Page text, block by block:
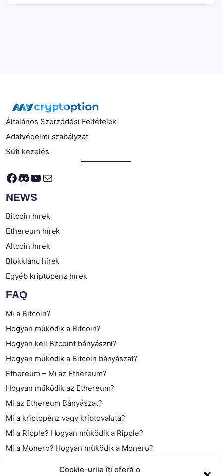
Cookie-urile îți oferă o
Általános Szerződési Feltételek
Adatvédelmi szabályzat
Süti kezelés
Facebook
Discord
YouTube
Mail
NEWS
Bitcoin hírek
Ethereum hírek
Altcoin hírek
Blokklánc hírek
Egyéb kriptopénz hírek
FAQ
Mi a Bitcoin?
Hogyan működik a Bitcoin?
Hogyan kell Bitcoint bányászni?
Hogyan működik a Bitcoin bányászat?
Ethereum – Mi az Ethereum?
Hogyan működik az Ethereum?
Mi az Ethereum Bányászat?
Mi a kriptopénz vagy kriptovaluta?
Mi a Ripple? Hogyan működik a Ripple?
Mi a Monero? Hogyan működik a Monero?